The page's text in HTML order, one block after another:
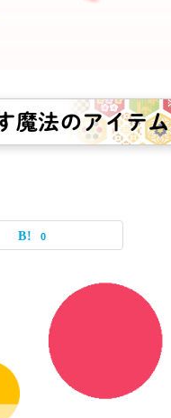
魔法のアイテム
0